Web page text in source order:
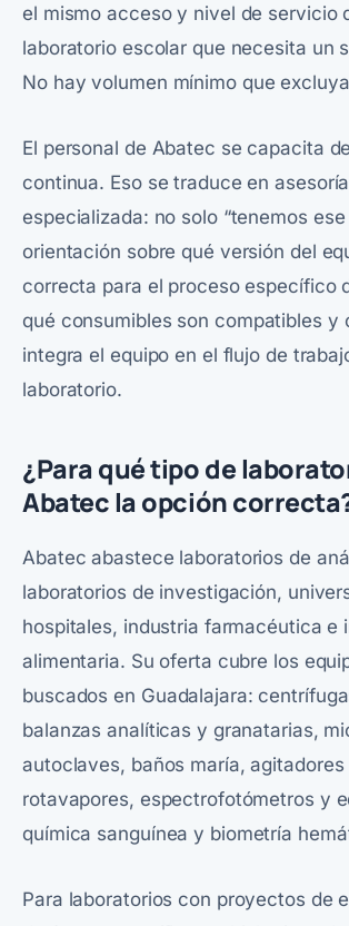
el mismo acceso y nivel de servicio
laboratorio escolar que necesita un
No hay volumen mínimo que
El personal de Abatec se capacita
continua. Eso se traduce en
especializada: no solo “tenemos ese
orientación sobre qué versión del
correcta para el proceso específico
qué consumibles son compatibles y
integra el equipo en el flujo de
laboratorio.
¿Para qué tipo de
Abatec la opción
Abatec abastece laboratorios de
laboratorios de investigación,
hospitales, industria farmacéutica e
alimentaria. Su oferta cubre los
buscados en Guadalajara:
balanzas analíticas y granatarias,
autoclaves, baños maría,
rotavapores, espectrofotómetros y
química sanguínea y biometría
Para laboratorios con proyectos de